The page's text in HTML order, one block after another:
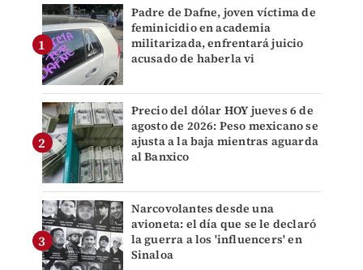
Padre de Dafne, joven víctima de
feminicidio en academia
militarizada, enfrentará juicio
acusado de haberla vi
Precio del dólar HOY jueves 6 de
agosto de 2026: Peso mexicano se
ajusta a la baja mientras aguarda
al Banxico
Narcovolantes desde una
avioneta: el día que se le declaró
la guerra a los 'influencers' en
Sinaloa